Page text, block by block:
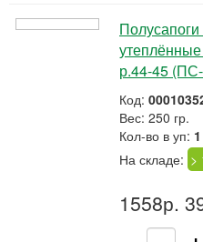
р.44-45
Код:
Вес: 250 гр.
Кол-во в уп:
На складе: >
1558р.